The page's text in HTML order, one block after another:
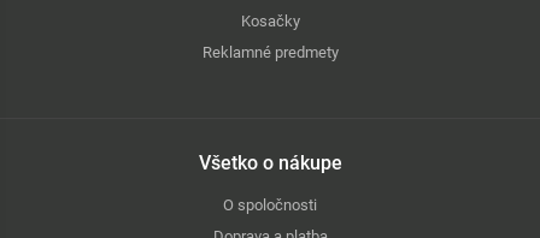
Kosačky
Reklamné predmety
Všetko o nákupe
O spoločnosti